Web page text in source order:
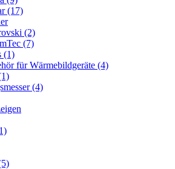
(17)
(2)
(7)
(1)
für Wärmebildgeräte (4)
(4)